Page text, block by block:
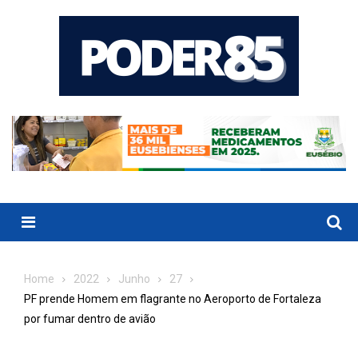
Menu
Home 2022 Junho
27
PF prende Homem em flagrante no Aeroporto de Fortaleza
por fumar dentro de avião